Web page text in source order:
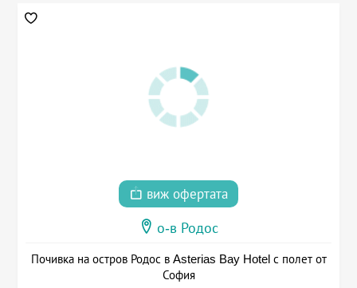
виж офертата
о-в Родос
Почивка на остров Родос в Asterias Bay Hotel с полет от
София